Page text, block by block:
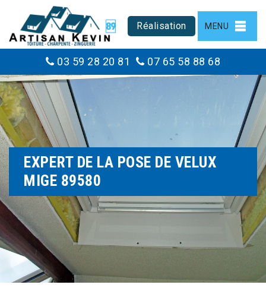
Réalisation MENU
03 59 28 20 81 07 65 58 88 68
EXPERT DE LA POSE DE VELUX
MIGE 89580